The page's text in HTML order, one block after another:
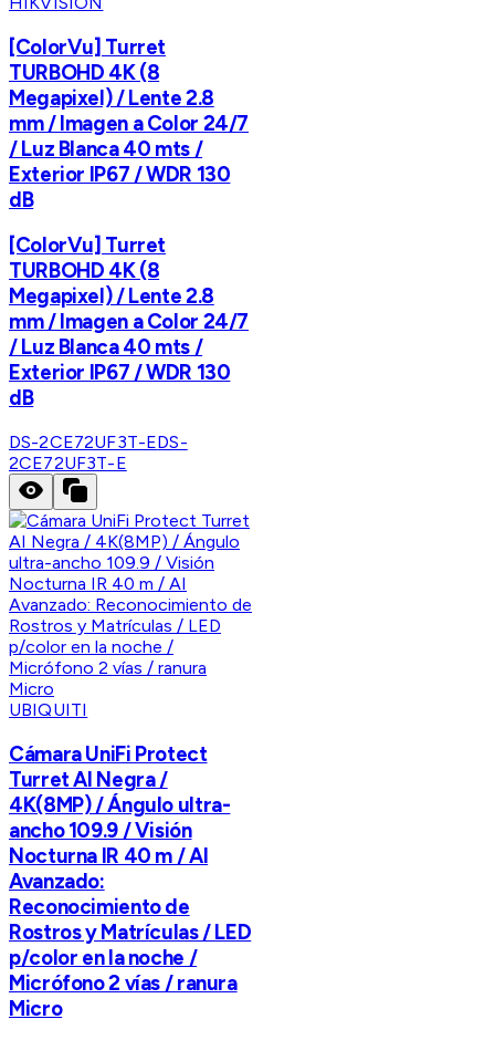
[ColorVu] Turret
TURBOHD 4K (8
Megapixel) / Lente 2.8
mm / Imagen a Color 24/7
/ Luz Blanca 40 mts /
Exterior IP67 / WDR 130
dB
[ColorVu] Turret
TURBOHD 4K (8
Megapixel) / Lente 2.8
mm / Imagen a Color 24/7
/ Luz Blanca 40 mts /
Exterior IP67 / WDR 130
dB
DS-2CE72UF3T-EDS-
2CE72UF3T-E
UBIQUITI
Cámara UniFi Protect
Turret AI Negra /
4K(8MP) / Ángulo ultra-
ancho 109.9 / Visión
Nocturna IR 40 m / AI
Avanzado:
Reconocimiento de
Rostros y Matrículas / LED
p/color en la noche /
Micrófono 2 vías / ranura
Micro